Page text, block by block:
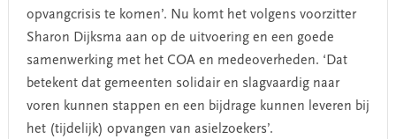
opvangcrisis te komen’. Nu komt het volgens voorzitter
Sharon Dijksma aan op de uitvoering en een goede
samenwerking met het COA en medeoverheden. ‘Dat
betekent dat gemeenten solidair en slagvaardig naar
voren kunnen stappen en een bijdrage kunnen leveren bij
het (tijdelijk) opvangen van asielzoekers’.